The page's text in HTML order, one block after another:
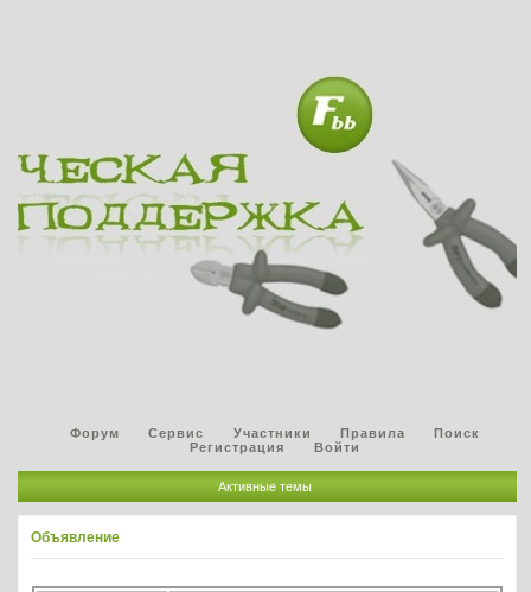
Форум Сервис Участники Правила
Поиск
Регистрация
Войти
Активные темы
Объявление